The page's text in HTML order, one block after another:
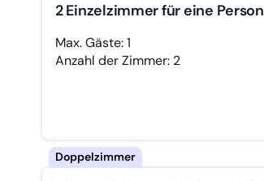
2 Einzelzimmer für eine Person
Max. Gäste: 1
Anzahl der Zimmer: 2